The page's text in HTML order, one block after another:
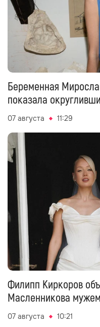
Беременная
показала
07 августа 11:29
Филипп Киркоров
Масленникова
07 августа 10:21